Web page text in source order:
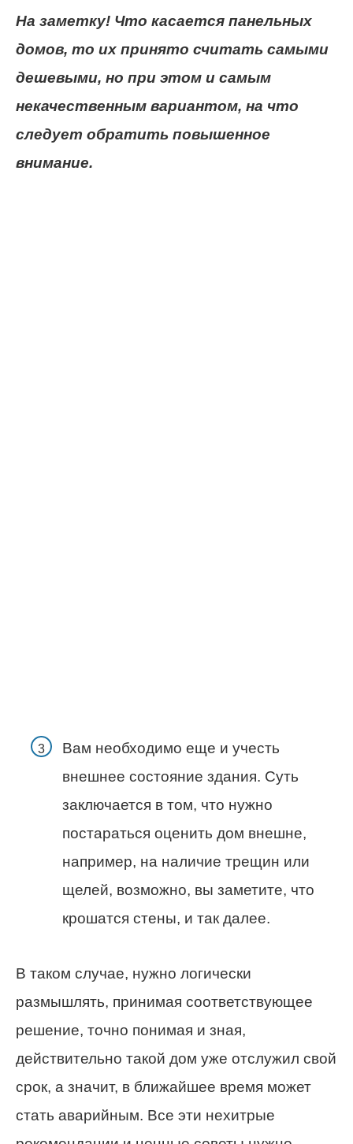
На заметку! Что касается панельных
домов, то их принято считать самыми
дешевыми, но при этом и самым
некачественным вариантом, на что
следует обратить повышенное
внимание.
Вам необходимо еще и учесть
внешнее состояние здания. Суть
заключается в том, что нужно
постараться оценить дом внешне,
например, на наличие трещин или
щелей, возможно, вы заметите, что
крошатся стены, и так далее.
В таком случае, нужно логически
размышлять, принимая соответствующее
решение, точно понимая и зная,
действительно такой дом уже отслужил свой
срок, а значит, в ближайшее время может
стать аварийным. Все эти нехитрые